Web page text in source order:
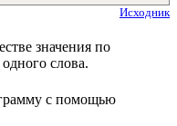
Исходник
значения по
слова.
с помощью